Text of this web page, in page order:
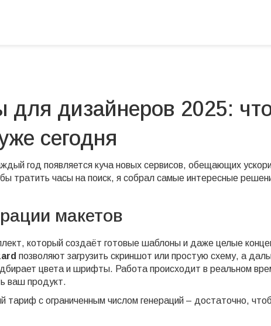
для дизайнеров 2025:
сегодня
год появляется куча новых сервисов, обещающих
тратить часы на поиск, я собрал самые интересные
макетов
который создаёт готовые шаблоны и даже целые
позволяют загрузить скриншот или простую схему, а
цвета и шрифты. Работа происходит в реальном
ваш продукт.
тариф с ограниченным числом генераций – достаточно,